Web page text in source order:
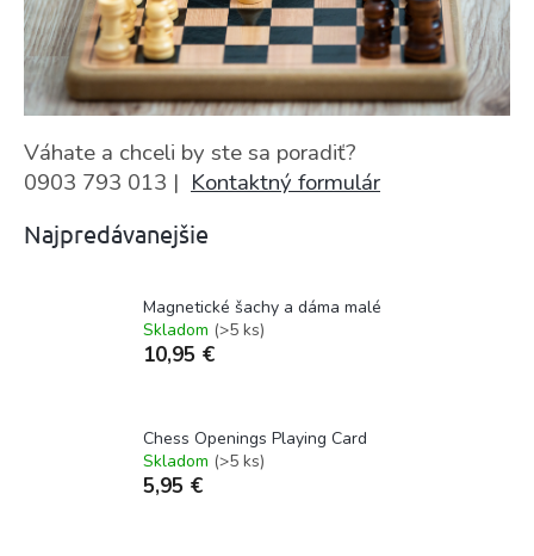
Váhate a chceli by ste sa poradiť?
0903 793 013 | Kontaktný formulár
Najpredávanejšie
Magnetické šachy a dáma malé
Skladom (>5 ks)
10,95 €
Chess Openings Playing Card
Skladom (>5 ks)
5,95 €